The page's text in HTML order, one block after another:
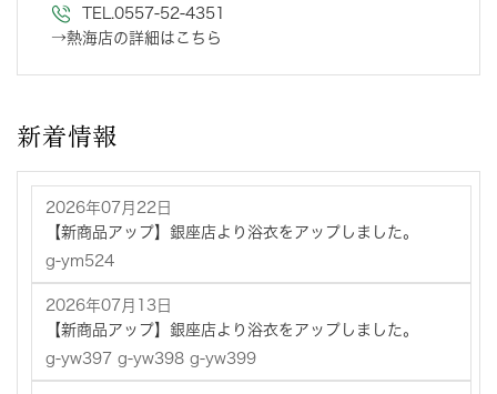
TEL.0557-52-4351
→熱海店の詳細はこちら
新着情報
2026年07月22日
【新商品アップ】銀座店より浴衣をアップしました。
g-ym524
2026年07月13日
【新商品アップ】銀座店より浴衣をアップしました。
g-yw397 g-yw398 g-yw399